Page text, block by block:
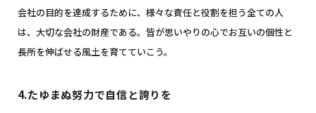
会社の目的を達成するために、様々な責任と役割を担う全ての人
は、大切な会社の財産である。 皆が思いやりの心でお互いの個性と
長所を伸ばせる風土を育てていこう。
4.たゆまぬ努力で自信と誇りを